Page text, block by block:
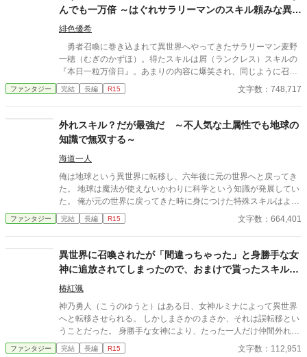
やめろ」 そんな穏やかな日々を送っていたはずなのに、ある
日、酒場へ厄介な依頼が舞い込んできた――。 他サイトでも掲
んでも一万倍 ～はぐれサラリーマンのスキル頼みな異世
界満喫日記～
緋色優希
勇者召喚に巻き込まれて異世界へやってきたサラリーマン麦野
一穂（むぎのかずほ）。得たスキルは屑（ランクレス）スキルの
『本日一粒万倍日』。あまりの内容に爆笑され、同じように召喚
に巻き込まれてきた連中にも馬鹿にされ、一人だけ何一つ持たさ
れず荒城にそのまま置き去りにされた。ある物と言えば、水の樽
が、スキルを唱えたら水樽が一万個に増えてしまった。また城で
見つけた、たった一枚の銀貨も、なんと銀貨一万枚になった。ど
うやら、あれこれと一万倍にしてくれる不思議なスキルらしい。
こんな世界で王様の助けもなく、たった一人どうやって生きたら
いいのか。だが開き直った彼は『住めば都』とばかりに、スキル
頼みでこの異世界での生活を思いっきり楽しむ事に決めたのだっ
た。
ファンタジー 完結 長編 R15 文字数：748,717
外れスキル？だが最強だ ～不人気な土属性でも地球の
知識で無双する～
海道一人
俺は地球という異世界に転移し、六年後に元の世界へと戻ってき
た。 地球は魔法が使えないかわりに科学という知識が発展してい
た。 俺が元の世界に戻ってきた時に身につけた特殊スキルはより
にもよって一番不人気の土属性だった。 だけど悔しくはない。 何
故なら地球にいた六年間の間に身につけた知識がある。 そしてあ
ょんなことから小さな村を襲ってきた山賊を土属性の力と地球の
知識で討伐した俺はフィルド王国の調査隊長をしているアマーリ
アという女騎士と知り合うことになった。 アマーリアの協力もあ
ってフィルド王国の首都ゴルドで暮らせるようになった俺は王国
の陰で蠢く陰謀に巻き込まれていく。 フィルド王国を守るための
俺の戦いが始まろうとしていた。 ※この小説は小説家になろうと
カクヨムにも投稿しています
ファンタジー 完結 長編 R15 文字数：664,401
異世界に召喚されたが「間違っちゃった」と身勝手な女
神に追放されてしまったので、おまけで貰ったスキルで
凡人の俺は頑張って生き残ります！
椿紅颯
神乃勇人（こうのゆうと）はある日、女神ルミナによって異世界
へと転移させられる。 しかしまさかのまさか、それは誤転移とい
うことだった。 身勝手な女神により、たった一人だけ仲間外れに
された挙句の果てに粗雑に扱われ、ほぼ投げ捨てられるようなか
ファンタジー 完結 長編 R15 文字数：112,951